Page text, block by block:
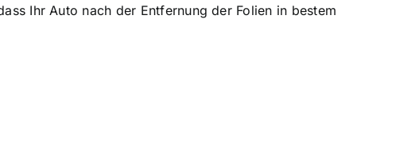
Ihr Auto nach der Entfernung der Folien in bestem